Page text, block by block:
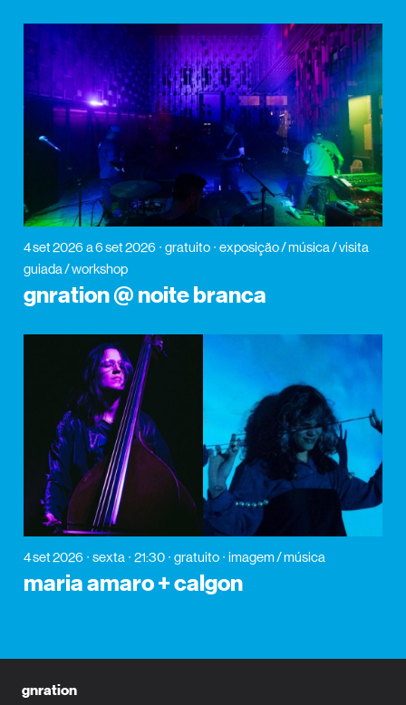
4 set 2026 a 6 set 2026 gratuito
exposição / música / visita
guiada / workshop
gnration @ noite branca
4 set 2026 sexta 21:30 gratuito imagem / música
maria amaro + calgon
gnration